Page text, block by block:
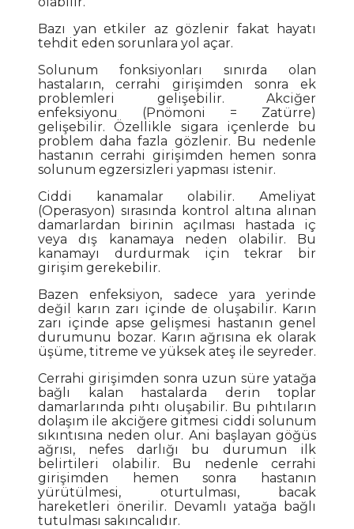
Bazı yan etkiler az gözlenir fakat hayatı
tehdit eden sorunlara yol açar.
Solunum fonksiyonları sınırda olan
hastaların, cerrahi girişimden sonra ek
problemleri gelişebilir. Akciğer
enfeksiyonu (Pnömoni = Zatürre)
gelişebilir. Özellikle sigara içenlerde bu
problem daha fazla gözlenir. Bu nedenle
hastanın cerrahi girişimden hemen sonra
solunum egzersizleri yapması istenir.
Ciddi kanamalar olabilir. Ameliyat
(Operasyon) sırasında kontrol altına alınan
damarlardan birinin açılması hastada iç
veya dış kanamaya neden olabilir. Bu
kanamayı durdurmak için tekrar bir
girişim gerekebilir.
Bazen enfeksiyon, sadece yara yerinde
değil karın zarı içinde de oluşabilir. Karın
zarı içinde apse gelişmesi hastanın genel
durumunu bozar. Karın ağrısına ek olarak
üşüme, titreme ve yüksek ateş ile seyreder.
Cerrahi girişimden sonra uzun süre yatağa
bağlı kalan hastalarda derin toplar
damarlarında pıhtı oluşabilir. Bu pıhtıların
dolaşım ile akciğere gitmesi ciddi solunum
sıkıntısına neden olur. Ani başlayan göğüs
ağrısı, nefes darlığı bu durumun ilk
belirtileri olabilir. Bu nedenle cerrahi
girişimden hemen sonra hastanın
yürütülmesi, oturtulması, bacak
hareketleri önerilir. Devamlı yatağa bağlı
tutulması sakıncalıdır.